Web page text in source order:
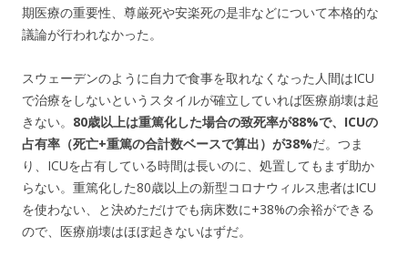
期医療の重要性、尊厳死や安楽死の是非などについて本格的な
議論が行われなかった。
スウェーデンのように自力で食事を取れなくなった人間はICU
で治療をしないというスタイルが確立していれば医療崩壊は起
きない。 80歳以上は重篤化した場合の致死率が88%で、ICUの
占有率（死亡+重篤の合計数ベースで算出）が38%だ。つま
り、ICUを占有している時間は長いのに、処置してもまず助か
らない。重篤化した80歳以上の新型コロナウィルス患者はICU
を使わない、と決めただけでも病床数に+38%の余裕ができる
ので、医療崩壊はほぼ起きないはずだ。